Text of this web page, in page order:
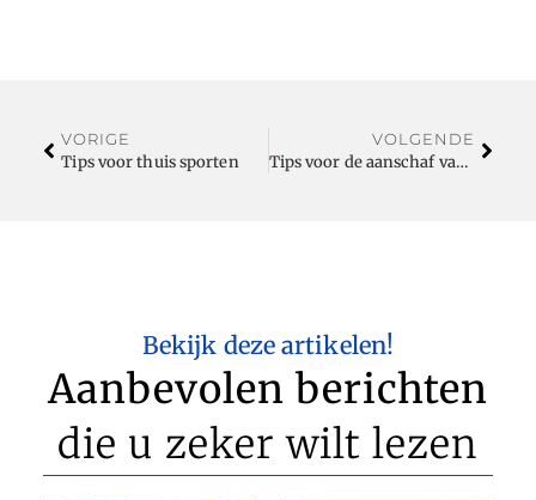
VORIGE
Tips voor thuis sporten
VOLGENDE
Tips voor de aanschaf van een stofzuiger
Bekijk deze artikelen!
Aanbevolen berichten
die u zeker wilt lezen